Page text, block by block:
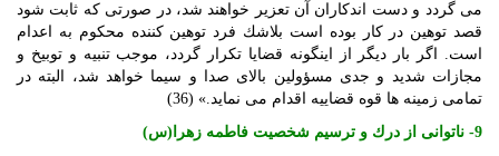
مى‏ گردد و دست‏ اندكاران آن تعزير خواهند شد، در صورتى كه ثابت ‏شود
قصد توهين در كار بوده است‏ بلاشك فرد توهين‏ كننده محكوم به اعدام
است. اگر بار ديگر از اين‏گونه قضايا تكرار گردد، موجب تنبيه و توبيخ و
مجازات شديد و جدى مسؤولين بالاى صدا و سيما خواهد شد، البته در
تمامى زمينه‏ ها قوه قضاييه اقدام مى ‏نمايد.» (36)
9- ناتوانى از درك و ترسيم شخصيت فاطمه زهرا(س)